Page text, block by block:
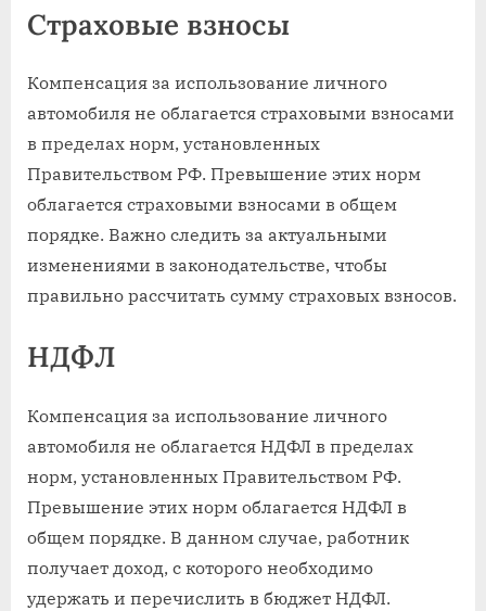
Страховые взносы
Компенсация за использование личного
автомобиля не облагается страховыми взносами
в пределах норм, установленных
Правительством РФ. Превышение этих норм
облагается страховыми взносами в общем
порядке. Важно следить за актуальными
изменениями в законодательстве, чтобы
правильно рассчитать сумму страховых взносов.
НДФЛ
Компенсация за использование личного
автомобиля не облагается НДФЛ в пределах
норм, установленных Правительством РФ.
Превышение этих норм облагается НДФЛ в
общем порядке. В данном случае, работник
получает доход, с которого необходимо
удержать и перечислить в бюджет НДФЛ.